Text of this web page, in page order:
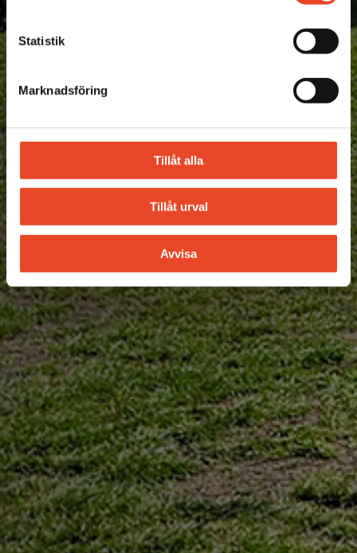
Statistik
Marknadsföring
Tillåt alla
Tillåt urval
Avvisa